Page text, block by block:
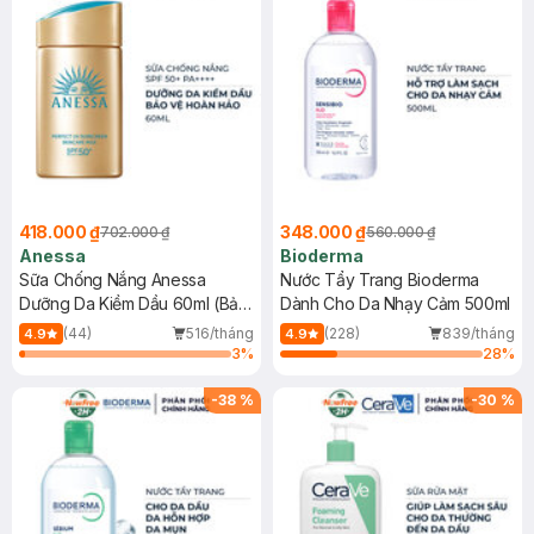
418.000 ₫702.000 ₫
Anessa
Sữa Chống Nắng Anessa
Dưỡng Da Kiềm Dầu 60ml (Bản
Mới)
4.9 (44)
516/tháng
3%
348.000 ₫560.000 ₫
Bioderma
Nước Tẩy Trang Bioderma
Dành Cho Da Nhạy Cảm 500ml
4.9 (228)
839/tháng
28%
-38 % -30 %